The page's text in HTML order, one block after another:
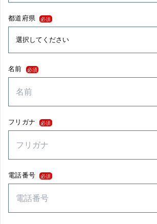
都道府県 必須
名前 必須
フリガナ 必須
電話番号 必須